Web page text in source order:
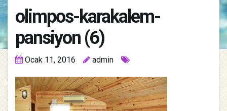
olimpos-karakalem-
pansiyon (6)
Ocak 11, 2016 admin